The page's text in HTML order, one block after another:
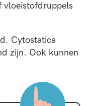
vloeistofdruppels
Cytostatica
zijn. Ook kunnen